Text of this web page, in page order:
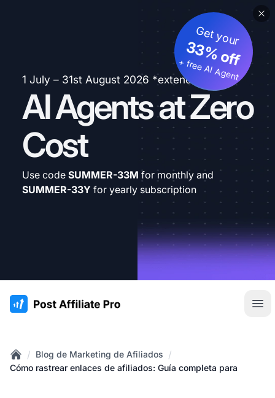
1 July – 31st August 2026 *extended
AI Agents at Zero
Cost
Get your
33% off
+ free AI Agent
Use code SUMMER-33M for monthly and
SUMMER-33Y for yearly subscription
:site.title
Home
/ Blog de Marketing de Afiliados /
Cómo rastrear enlaces de afiliados: Guía completa para